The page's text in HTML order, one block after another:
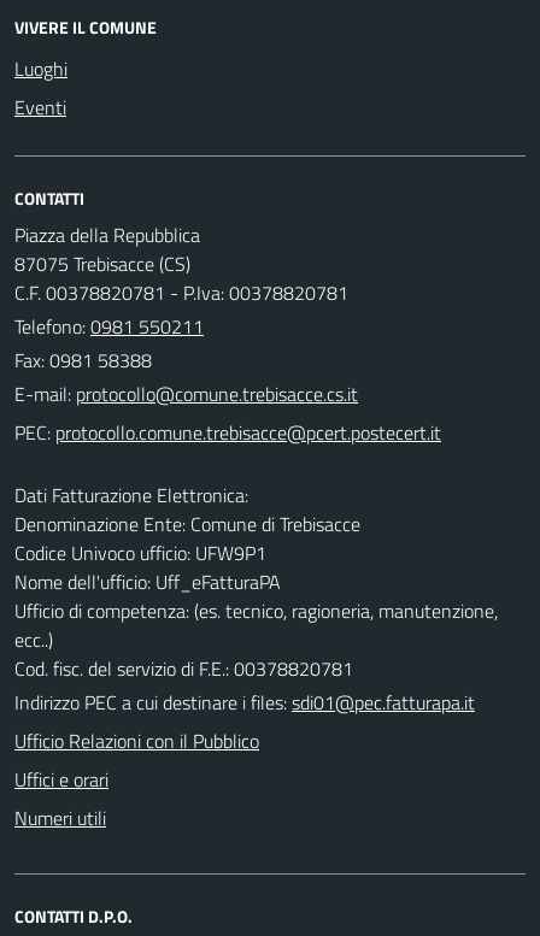
VIVERE IL COMUNE
Luoghi
Eventi
CONTATTI
Piazza della Repubblica
87075 Trebisacce (CS)
C.F. 00378820781 - P.Iva: 00378820781
Telefono:0981 550211
Fax: 0981 58388
E-mail:
PEC:
Dati Fatturazione Elettronica:
Denominazione Ente: Comune di Trebisacce
Codice Univoco ufficio: UFW9P1
Nome dell'ufficio: Uff_eFatturaPA
Ufficio di competenza: (es. tecnico, ragioneria, manutenzione,
ecc..)
Cod. fisc. del servizio di F.E.: 00378820781
Indirizzo PEC a cui destinare i files:sdi01@pec.fatturapa.it
Ufficio Relazioni con il Pubblico
Uffici e orari
Numeri utili
CONTATTI D.P.O.